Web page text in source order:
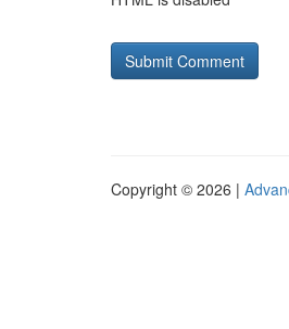
Copyright © 2026 |